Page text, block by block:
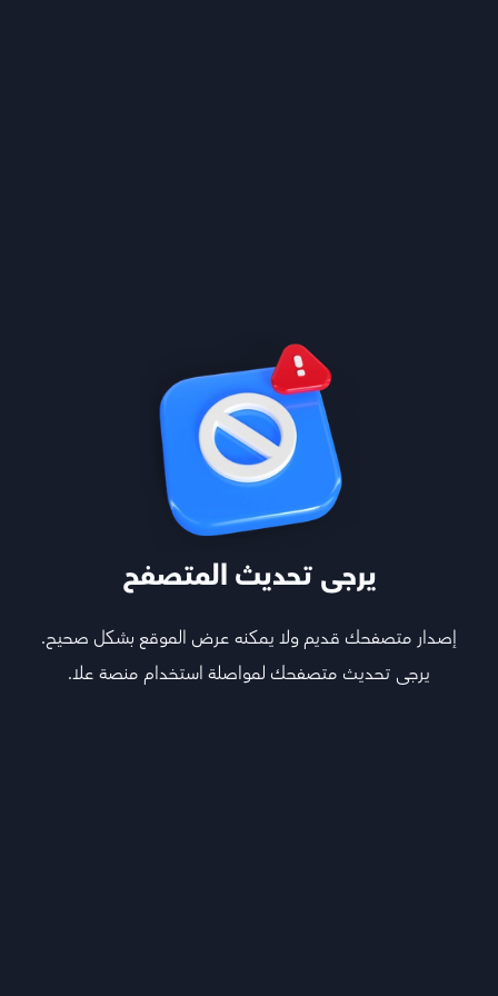
يرجى تحديث المتصفح
إصدار متصفحك قديم ولا يمكنه عرض الموقع بشكل صحيح.
يرجى تحديث متصفحك لمواصلة استخدام منصة علا.